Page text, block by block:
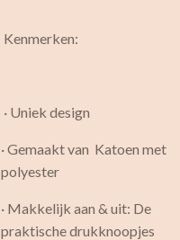
Kenmerken:
· Uniek design
· Gemaakt van Katoen met
polyester
· Makkelijk aan & uit: De
praktische drukknoopjes